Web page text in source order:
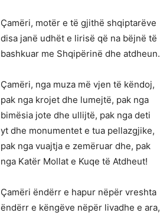
Çamëri, motër e të gjithë shqiptarëve
disa janë udhët e lirisë që na bëjnë të
bashkuar me Shqipërinë dhe atdheun.
Çamëri, nga muza më vjen të këndoj,
pak nga krojet dhe lumejtë, pak nga
bimësia jote dhe ullijtë, pak nga deti
yt dhe monumentet e tua pellazgjike,
pak nga vuajtja e zemëruar dhe, pak
nga Katër Mollat e Kuqe të Atdheut!
Çamëri ëndërr e hapur nëpër vreshta
ëndërr e këngëve nëpër livadhe e ara,